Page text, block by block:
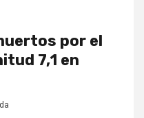
por el
7,1 en